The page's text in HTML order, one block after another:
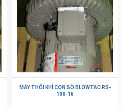
MÁY THỔI KHÍ CON SÒ BLOWTAC RS-
100-16